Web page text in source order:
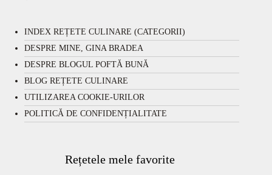
INDEX REȚETE CULINARE (CATEGORII)
DESPRE MINE, GINA BRADEA
DESPRE BLOGUL POFTĂ BUNĂ
BLOG REȚETE CULINARE
UTILIZAREA COOKIE-URILOR
POLITICĂ DE CONFIDENȚIALITATE
Rețetele mele favorite